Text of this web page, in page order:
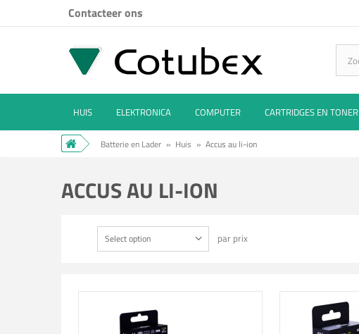
Contacteer ons
HUIS ELEKTRONICA COMPUTER CARTRIDGES EN TONER
Batterie en Lader » Huis » Accus au li-ion
ACCUS AU LI-ION
Select option par prix